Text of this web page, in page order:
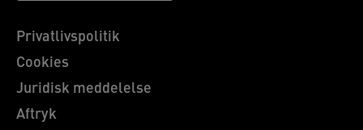
Privatlivspolitik
Cookies
Juridisk meddelelse
Aftryk